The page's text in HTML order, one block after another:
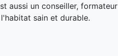
aussi un conseiller, formateur
sain et durable.